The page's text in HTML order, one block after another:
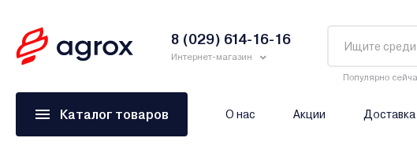
8 (029) 614-16-16
Интернет-магазин
Популярно
Каталог товаров О нас Акции